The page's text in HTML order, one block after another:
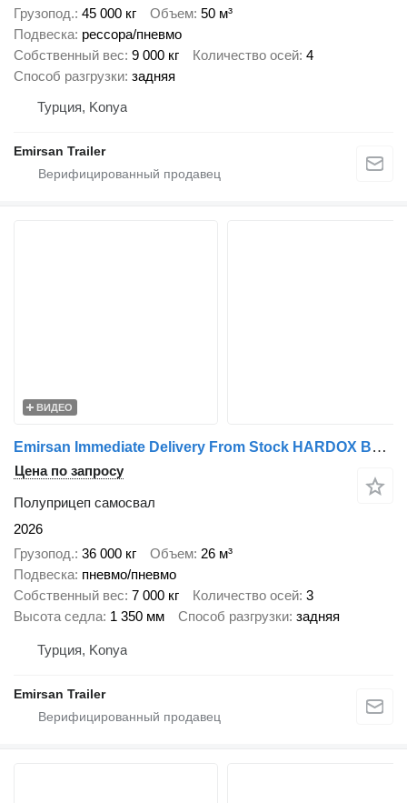
Грузопод. 45 000 кг Объем 50 м³
Подвеска рессора/пневмо
Собственный вес 9 000 кг Количество осей 4
Способ разгрузки задняя
Турция, Konya
Emirsan Trailer
ВИДЕО
Emirsan Immediate Delivery From Stock HARDOX BODY - SAF AXLES | EMIRSAN
Цена по запросу
Полуприцеп самосвал
2026
Грузопод. 36 000 кг Объем 26 м³
Подвеска пневмо/пневмо
Собственный вес 7 000 кг Количество осей 3
Высота седла 1 350 мм Способ разгрузки задняя
Турция, Konya
Emirsan Trailer